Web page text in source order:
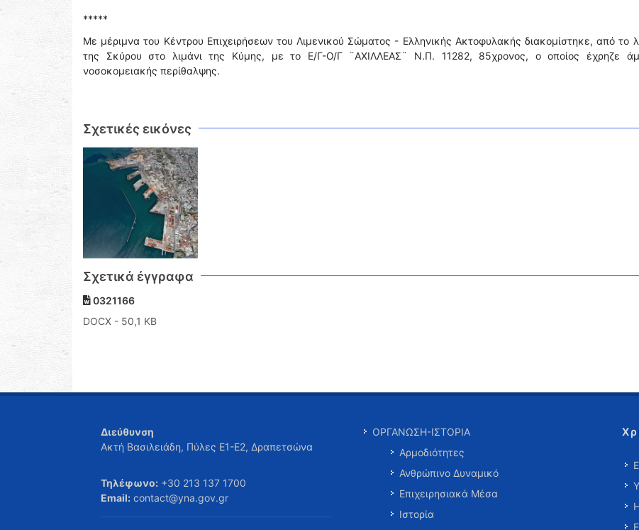
*****
Με μέριμνα του Κέντρου Επιχειρήσεων του Λιμενικού Σώματος - Ελληνικής Ακτοφυλακής διακομίστηκε, από το
της Σκύρου στο λιμάνι της Κύμης, με το Ε/Γ-Ο/Γ ¨ΑΧΙΛΛΕΑΣ¨ Ν.Π. 11282, 85χρονος, ο οποίος έχρηζε
νοσοκομειακής περίθαλψης.
Σχετικές εικόνες
Σχετικά έγγραφα
0321166
DOCX - 50,1 KB
Διεύθυνση
Ακτή Βασιλειάδη, Πύλες Ε1-Ε2, Δραπετσώνα
Τηλέφωνο: +30 213 137 1700
Email: contact@yna.gov.gr
ΟΡΓΑΝΩΣΗ-ΙΣΤΟΡΙΑ
Αρμοδιότητες
Ανθρώπινο Δυναμικό
Επιχειρησιακά Μέσα
Ιστορία